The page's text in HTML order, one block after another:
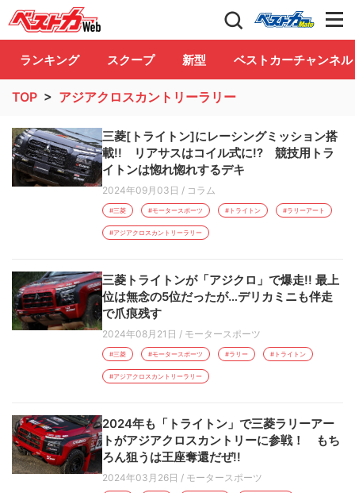
自動車情報誌「ベストカー」 Club
ランキング スクープ 新型 ベストカーチャンネル
TOP > アジアクロスカントリーラリー
三菱[トライトン]にレーシングミッション搭
載!! リアサスはコイル式に!? 競技用トラ
イトンは惚れ惚れするデキ
2024年09月03日 / コラム
#三菱 #モータースポーツ #トライトン #ラリーアート
#アジアクロスカントリーラリー
三菱トライトンが「アジクロ」で爆走!! 最上
位は無念の5位だったが…デリカミニも伴走
で爪痕残す
2024年08月21日 / モータースポーツ
#三菱 #モータースポーツ #ラリー #トライトン
#アジアクロスカントリーラリー
2024年も「トライトン」で三菱ラリーアー
トがアジアクロスカントリーに参戦！ もち
ろん狙うは王座奪還だぜ!!
2024年03月26日 / モータースポーツ